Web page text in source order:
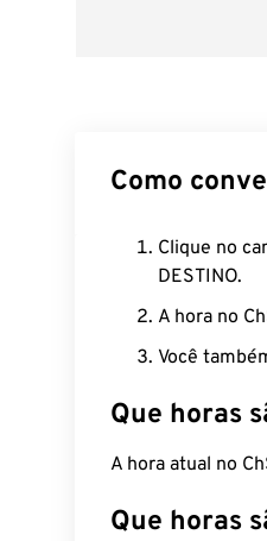
Como
Clique no
DESTINO.
A hora no
Você
Que horas
A hora atual no
Que horas